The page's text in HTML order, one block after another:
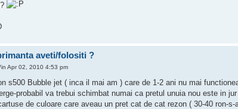
aveti/folositi ?
Apr 02, 2010 4:53 pm
s500 Bubble jet ( inca il mai am ) care de 1-2 ani nu mai
probabil va trebui schimbat numai ca pretul unuia nou este in
de culoare care aveau un pret cat de cat rezon ( 30-40 ron-